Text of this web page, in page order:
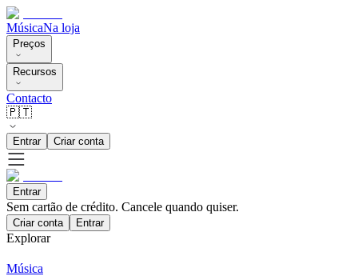
MúsicaNa loja
Preços
Recursos
Contacto
🇵🇹
Entrar Criar conta
Entrar
Sem cartão de crédito. Cancele quando quiser.
Criar conta Entrar
Explorar
Música